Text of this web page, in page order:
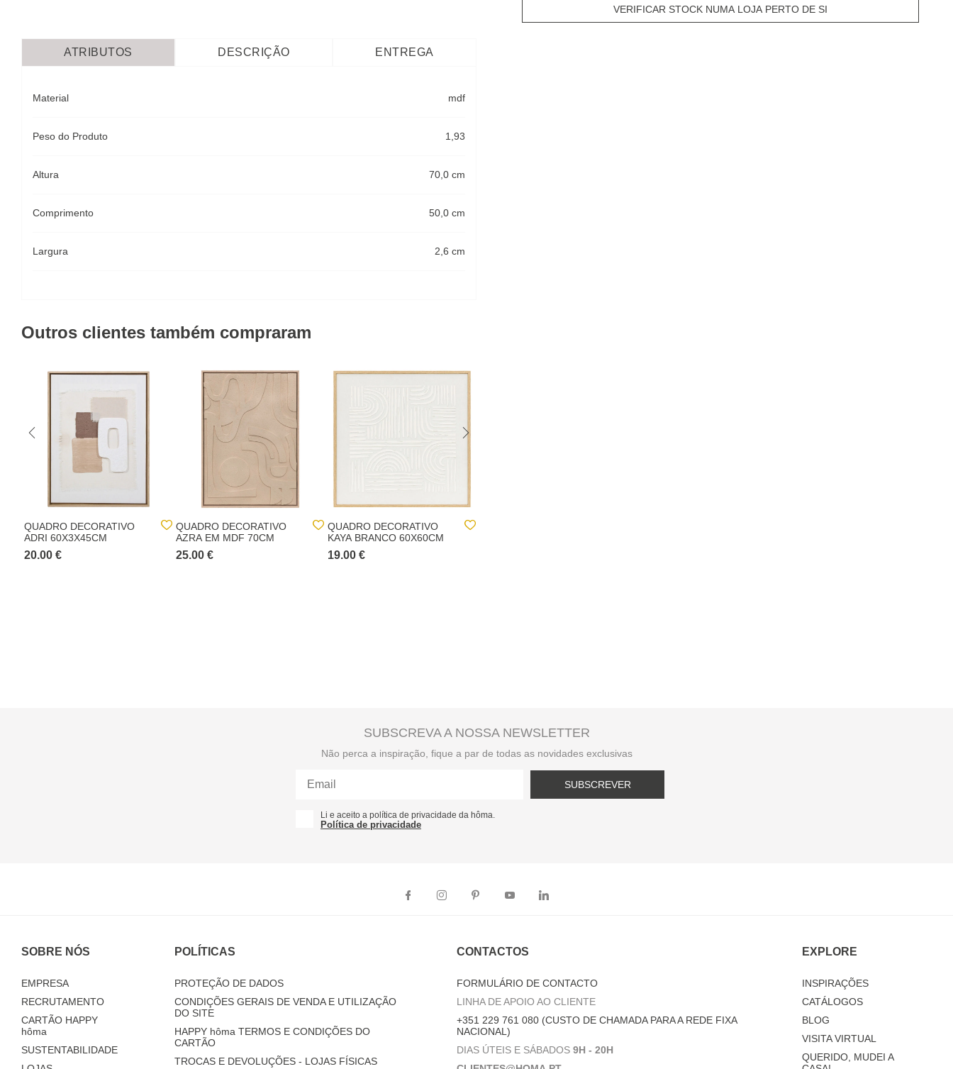
VERIFICAR STOCK NUMA LOJA PERTO DE SI
ATRIBUTOS DESCRIÇÃO ENTREGA
Material mdf
Peso do Produto 1,93
Altura 70,0 cm
Comprimento 50,0 cm
Largura 2,6 cm
Outros clientes também compraram
QUADRO DECORATIVO
ADRI 60X3X45CM
20.00 €
QUADRO DECORATIVO
AZRA EM MDF 70CM
25.00 €
QUADRO DECORATIVO
KAYA BRANCO 60X60CM
19.00 €
SUBSCREVA A NOSSA NEWSLETTER
Não perca a inspiração, fique a par de todas as novidades exclusivas
SUBSCREVER
Li e aceito a política de privacidade da hôma.
Política de privacidade
SOBRE NÓS
EMPRESA
RECRUTAMENTO
CARTÃO HAPPY
hôma
SUSTENTABILIDADE
POLÍTICAS
PROTEÇÃO DE DADOS
CONDIÇÕES GERAIS DE VENDA E UTILIZAÇÃO
DO SITE
HAPPY hôma TERMOS E CONDIÇÕES DO
CARTÃO
TROCAS E DEVOLUÇÕES - LOJAS FÍSICAS
CONTACTOS
FORMULÁRIO DE CONTACTO
LINHA DE APOIO AO CLIENTE
+351 229 761 080 (CUSTO DE CHAMADA PARA A REDE FIXA
NACIONAL)
DIAS ÚTEIS E SÁBADOS 9H - 20H
EXPLORE
INSPIRAÇÕES
CATÁLOGOS
BLOG
VISITA VIRTUAL
QUERIDO, MUDEI A